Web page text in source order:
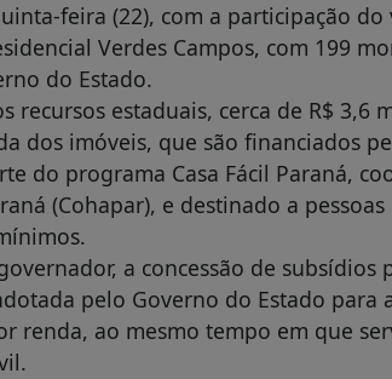
feira (22), com a participação
Verdes Campos, com 199
do Estado.
recursos estaduais, cerca de R$ 3,6
dos imóveis, que são financiados
do programa Casa Fácil Paraná,
(Cohapar), e destinado a
a concessão de
pelo Governo do Estado para
renda, ao mesmo tempo em que